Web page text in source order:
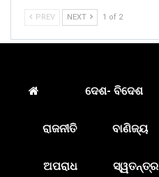
PREV NEXT 1 of 2
ଦେଶ- ବିଦେଶ
ରାଜନୀତି ବାଣିଜ୍ୟ
ଅପରାଧ ସ୍ୱତନ୍ତ୍ର